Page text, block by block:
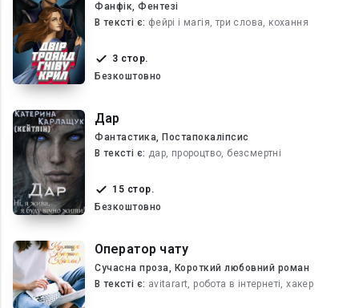
Фанфік, Фентезі
В текcті є: фейрі і магія, три слова, кохання
3 стор.
Безкоштовно
Дар
Фантастика, Постапокаліпсис
В текcті є: дар, пророцтво, безсмертні
15 стор.
Безкоштовно
Оператор чату
Сучасна проза, Короткий любовний роман
В текcті є: avitarart, робота в інтернеті, хакер